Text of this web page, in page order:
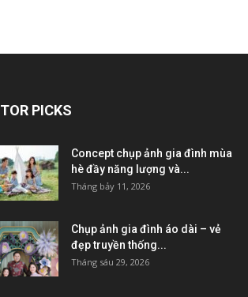
PICKS
Concept chụp ảnh gia đình mùa
hè đầy năng lượng và...
Tháng bảy 11, 2026
Chụp ảnh gia đình áo dài – vẻ
đẹp truyền thống...
Tháng sáu 29, 2026